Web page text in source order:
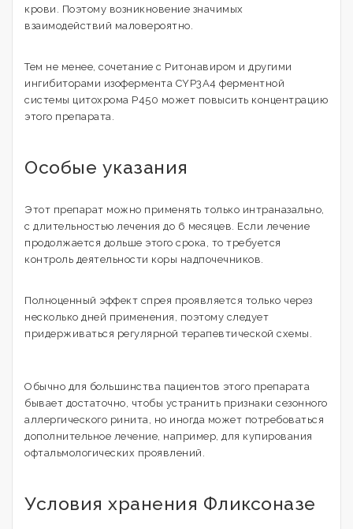
крови. Поэтому возникновение значимых
взаимодействий маловероятно.
Тем не менее, сочетание с Ритонавиром и другими
ингибиторами изофермента CYP3A4 ферментной
системы цитохрома Р450 может повысить концентрацию
этого препарата.
Особые указания
Этот препарат можно применять только интраназально,
с длительностью лечения до 6 месяцев. Если лечение
продолжается дольше этого срока, то требуется
контроль деятельности коры надпочечников.
Полноценный эффект спрея проявляется только через
несколько дней применения, поэтому следует
придерживаться регулярной терапевтической схемы.
Обычно для большинства пациентов этого препарата
бывает достаточно, чтобы устранить признаки сезонного
аллергического ринита, но иногда может потребоваться
дополнительное лечение, например, для купирования
офтальмологических проявлений.
Условия хранения Фликсоназе